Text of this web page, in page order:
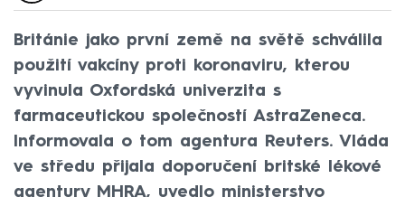
Británie jako první země na světě schválila
použití vakcíny proti koronaviru, kterou
vyvinula Oxfordská univerzita s
farmaceutickou společností AstraZeneca.
Informovala o tom agentura Reuters. Vláda
ve středu přijala doporučení britské lékové
agentury MHRA, uvedlo ministerstvo